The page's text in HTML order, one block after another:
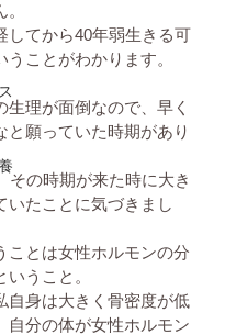
してから40年弱生きる可
ことがわかります。
生理が面倒なので、早く
と願っていた時期があり
その時期が来た時に大き
いたことに気づきまし
ことは女性ホルモンの分
うこと。
自身は大きく骨密度が低
自分の体が女性ホルモン